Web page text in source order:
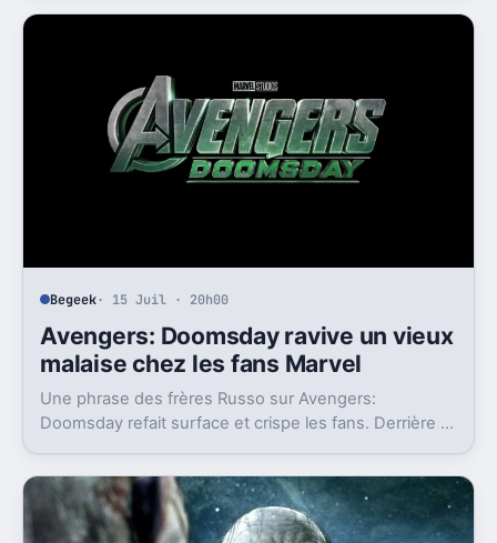
Begeek· 15 Juil · 20h00
Avengers: Doomsday ravive un vieux
malaise chez les fans Marvel
Une phrase des frères Russo sur Avengers:
Doomsday refait surface et crispe les fans. Derrière la